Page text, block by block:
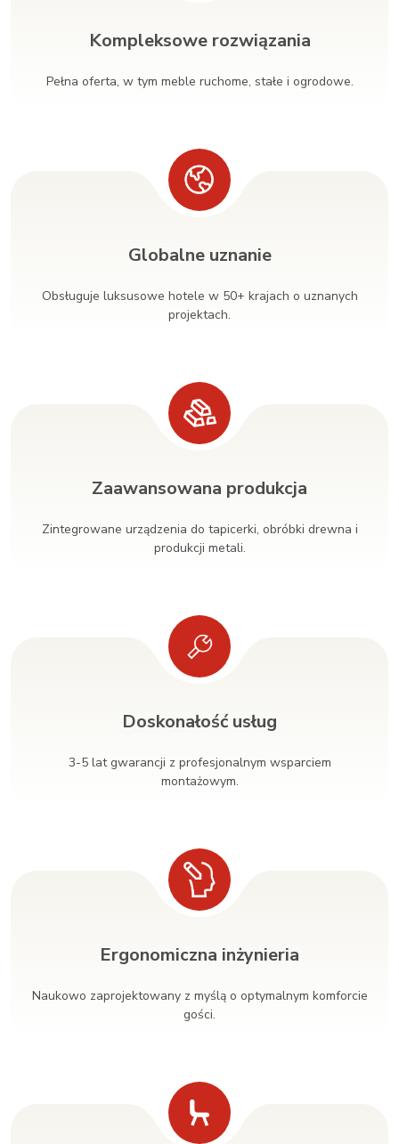
Kompleksowe rozwiązania
Pełna oferta, w tym meble ruchome, stałe i ogrodowe.
Globalne uznanie
Obsługuje luksusowe hotele w 50+ krajach o uznanych
projektach.
Zaawansowana produkcja
Zintegrowane urządzenia do tapicerki, obróbki drewna i
produkcji metali.
Doskonałość usług
3-5 lat gwarancji z profesjonalnym wsparciem
montażowym.
Ergonomiczna inżynieria
Naukowo zaprojektowany z myślą o optymalnym komforcie
gości.